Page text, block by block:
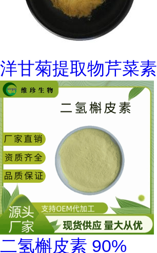
洋甘菊提取物芹菜素
二氢槲皮素 90%